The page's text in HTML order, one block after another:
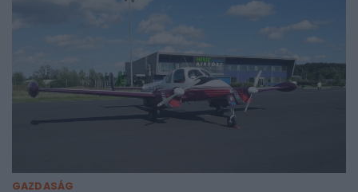
rendszer működésének hatékonyságát. A Portfolio-nak
nyilatkozó meteorológusok szerint a jelenleg rendelkezésre
álló adatok alapján sem a rendszer csapadékcsökkentő
hatása, sem a jégkár elleni hatékonysága nem igazolható
egyértelműen. A működési adatokból az is kiolvasható,
hogy a JÉGER-rendszer generátorait évről évre kevesebbet
használják, amely az egyre szárazabb klímával állhat
összefüggésben. A szakértők arra figyelmeztetnek, hogy a
vízgazdálkodás okoz.
GAZDASÁG